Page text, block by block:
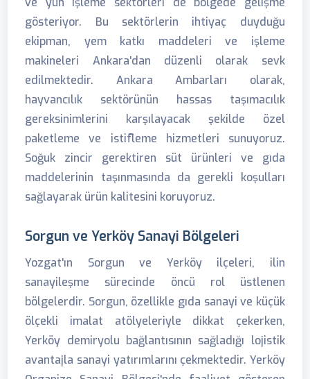
gösteriyor. Bu sektörlerin ihtiyaç duyduğu
ekipman, yem katkı maddeleri ve işleme
makineleri Ankara'dan düzenli olarak sevk
edilmektedir. Ankara Ambarları olarak,
hayvancılık sektörünün hassas taşımacılık
gereksinimlerini karşılayacak şekilde özel
paketleme ve istifleme hizmetleri sunuyoruz.
Soğuk zincir gerektiren süt ürünleri ve gıda
maddelerinin taşınmasında da gerekli koşulları
sağlayarak ürün kalitesini koruyoruz.
Sorgun ve Yerköy Sanayi Bölgeleri
Yozgat'ın Sorgun ve Yerköy ilçeleri, ilin
sanayileşme sürecinde öncü rol üstlenen
bölgelerdir. Sorgun, özellikle gıda sanayi ve küçük
ölçekli imalat atölyeleriyle dikkat çekerken,
Yerköy demiryolu bağlantısının sağladığı lojistik
avantajla sanayi yatırımlarını çekmektedir. Yerköy